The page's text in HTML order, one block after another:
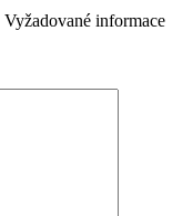
Vyžadované informace